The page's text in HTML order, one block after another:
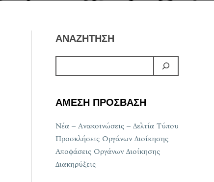
ΑΝΑΖΗΤΗΣΗ
ΑΜΕΣΗ ΠΡΟΣΒΑΣΗ
Νέα – Ανακοινώσεις – Δελτία Τύπου
Προσκλήσεις Οργάνων Διοίκησης
Αποφάσεις Οργάνων Διοίκησης
Διακηρύξεις